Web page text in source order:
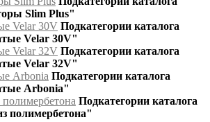
Slim Plus"
Velar 30V Подкатегории каталога
Velar 30V"
Velar 32V Подкатегории каталога
Velar 32V"
Arbonia Подкатегории каталога
Arbonia"
полимербетона Подкатегории каталога
полимербетона"